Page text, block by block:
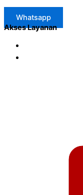
Whatsapp
Akses Layanan